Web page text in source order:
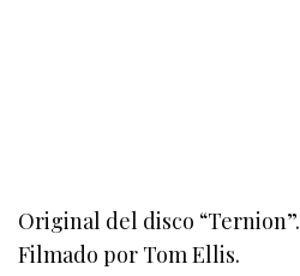
Original del disco “Ternion”.
Filmado por Tom Ellis.